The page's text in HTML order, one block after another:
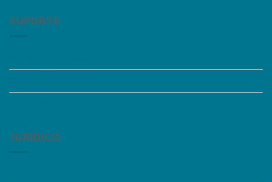
SUPORTE
JURÍDICO